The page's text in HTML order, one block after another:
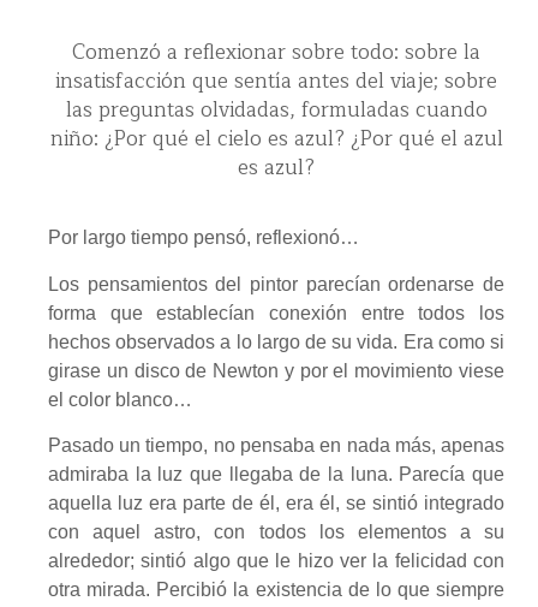
Comenzó a reflexionar sobre todo: sobre la
insatisfacción que sentía antes del viaje; sobre
las preguntas olvidadas, formuladas cuando
niño: ¿Por qué el cielo es azul? ¿Por qué el azul
es azul?
Por largo tiempo pensó, reflexionó…
Los pensamientos del pintor parecían ordenarse de
forma que establecían conexión entre todos los
hechos observados a lo largo de su vida. Era como si
girase un disco de Newton y por el movimiento viese
el color blanco…
Pasado un tiempo, no pensaba en nada más, apenas
admiraba la luz que llegaba de la luna. Parecía que
aquella luz era parte de él, era él, se sintió integrado
con aquel astro, con todos los elementos a su
alrededor; sintió algo que le hizo ver la felicidad con
otra mirada. Percibió la existencia de lo que siempre